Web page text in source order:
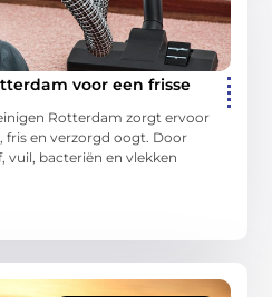
voor een frisse
Rotterdam zorgt ervoor
fris en verzorgd oogt. Door
vuil, bacteriën en vlekken